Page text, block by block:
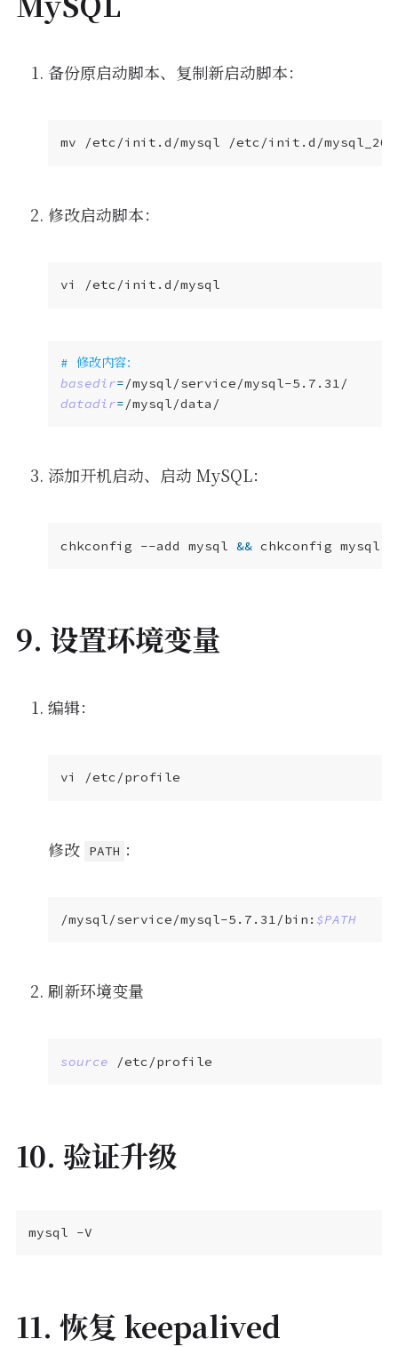
备份原启动脚本、复制新启动脚本：
mv /etc/init.d/mysql /etc/init.d/
修改启动脚本：
# 修改内容：
basedir=
datadir=
添加开机启动、启动 MySQL：
chkconfig --add mysql && chkconfig mysql
9. 设置环境变量
编辑：
修改 PATH ：
/mysql/service/mysql-5.7.31/bin: $PATH
刷新环境变量
source
10. 验证升级
11. 恢复 keepalived